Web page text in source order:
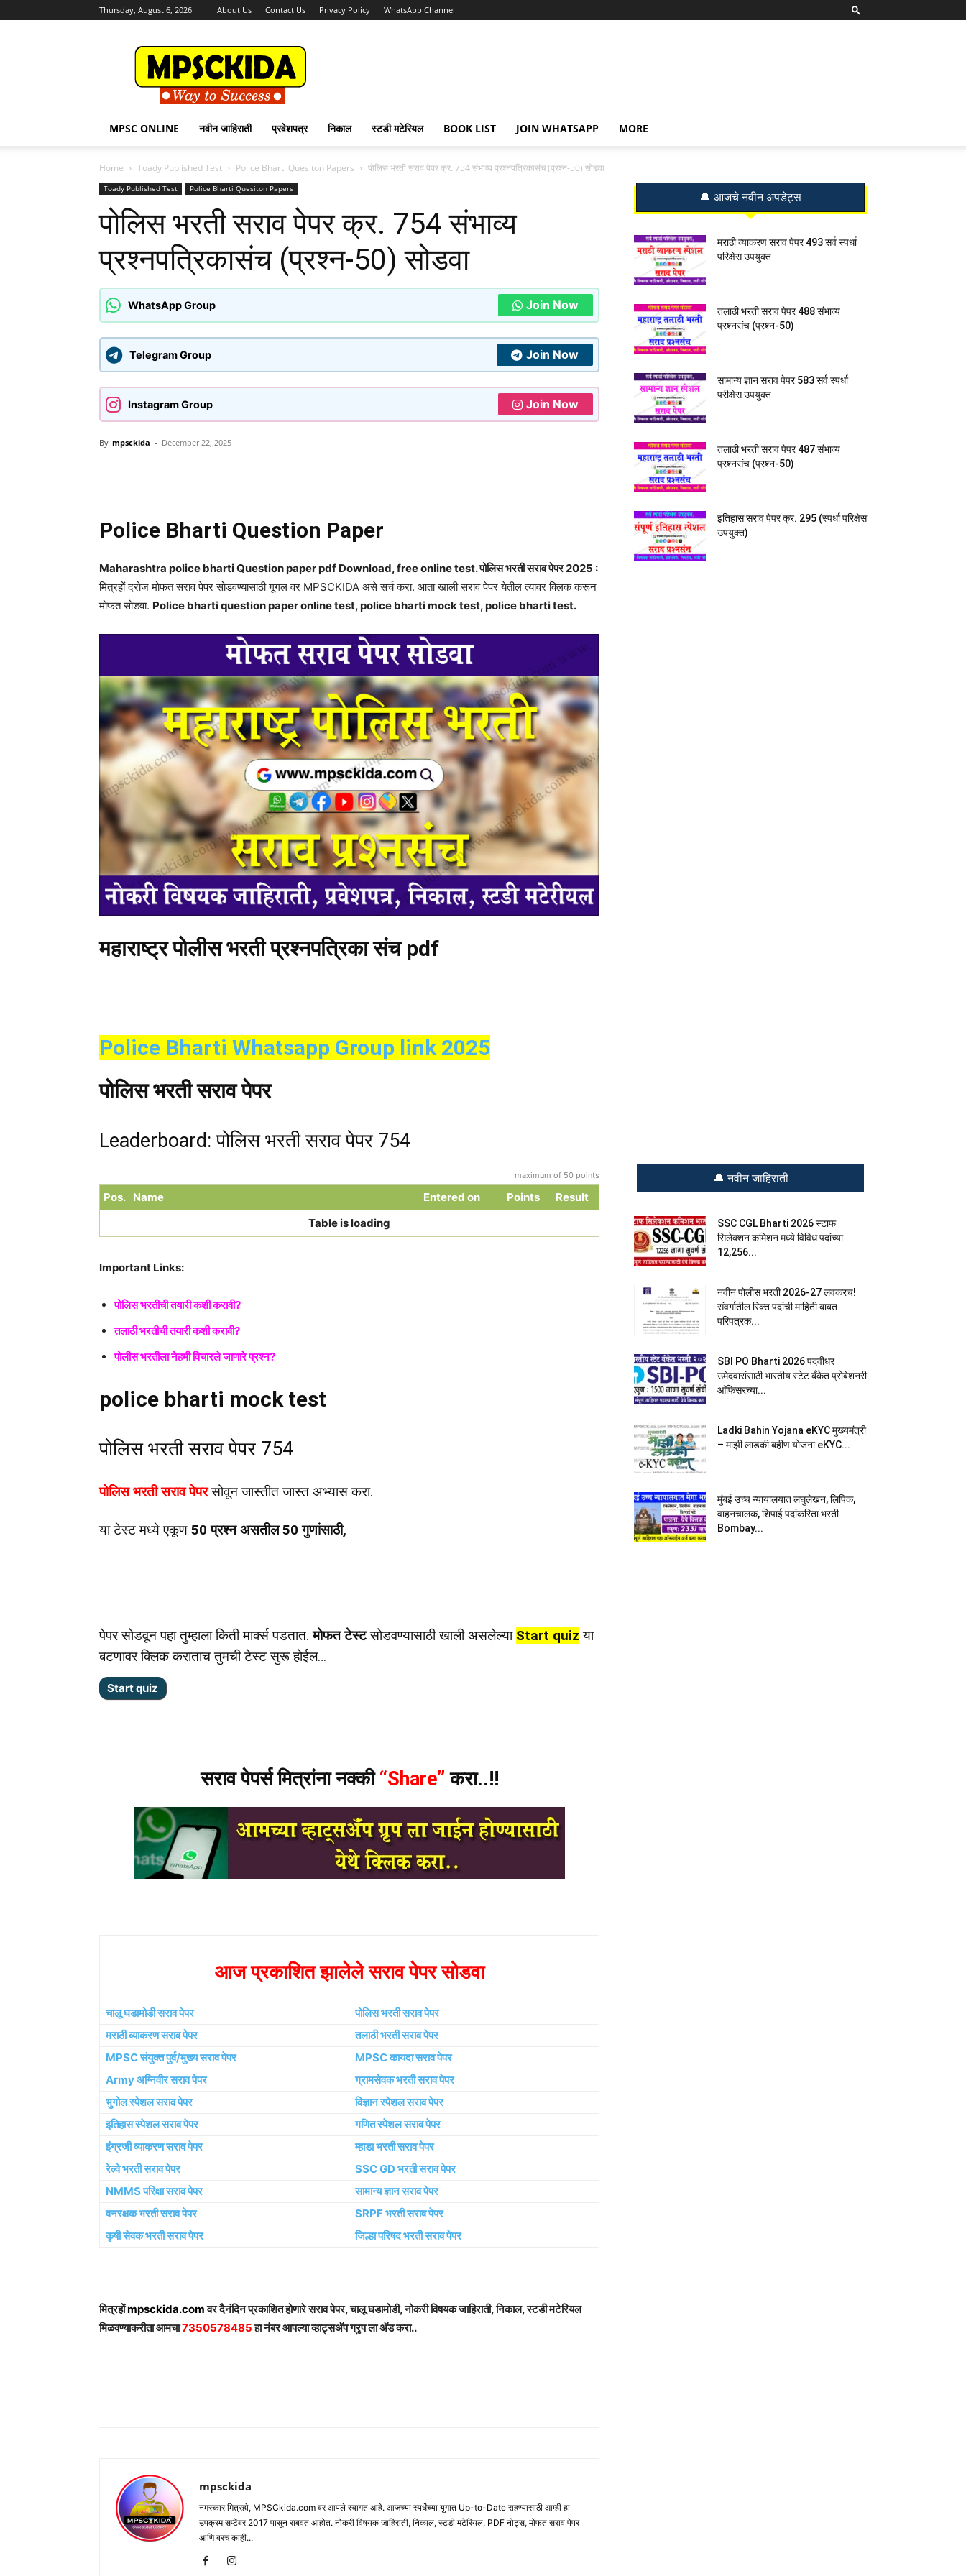
Thursday, August 6, 2026 About Us Contact Us Privacy Policy WhatsApp Channel
MPSCKida.com
सर्व
नवीन
जाहिराती
Letest
Jobs
MPSC ONLINE नवीन जाहिराती प्रवेशपत्र निकाल स्टडी मटेरियल BOOK LIST JOIN WHATSAPP MORE
Home Toady Published Test Police Bharti Quesiton Papers पोलिस भरती सराव पेपर क्र. 754 संभाव्य प्रश्नपत्रिकासंच (प्रश्न-50) सोडवा
Toady Published Test Police Bharti Quesiton Papers
पोलिस भरती सराव पेपर क्र. 754 संभाव्य
प्रश्नपत्रिकासंच (प्रश्न-50) सोडवा
WhatsApp Group Join Now
Telegram Group Join Now
Instagram Group Join Now
By mpsckida - December 22, 2025
Police Bharti Question Paper
Maharashtra police bharti Question paper pdf Download, free online test. पोलिस भरती सराव पेपर 2025 :
मित्रहों दरोज मोफत सराव पेपर सोडवण्यासाठी गूगल वर MPSCKIDA असे सर्च करा. आता खाली सराव पेपर येतील त्यावर क्लिक करून
मोफत सोडवा. Police bharti question paper online test, police bharti mock test, police bharti test.
महाराष्ट्र पोलीस भरती प्रश्नपत्रिका संच pdf
Police Bharti Whatsapp Group link 2025
पोलिस भरती सराव पेपर
Leaderboard: पोलिस भरती सराव पेपर 754
maximum of 50 points
Pos. Name Entered on Points
Result
Table is loading
Important Links:
पोलिस भरतीची तयारी कशी करावी?
तलाठी भरतीची तयारी कशी करावी?
पोलीस भरतीला नेहमी विचारले जाणारे प्रश्न?
police bharti mock test
पोलिस भरती सराव पेपर 754
पोलिस भरती सराव पेपरसोवून जास्तीत जास्त अभ्यास करा.
या टेस्ट मध्ये एकूण 50 प्रश्न असतील 50 गुणांसाठी,
पेपर सोडवून पहा तुम्हाला किती मार्क्स पडतात.मोफत टेस्टसोडवण्यासाठी खाली असलेल्या Start quiz या
बटणावर क्लिक कराताच तुमची टेस्ट सुरू होईल…
सराव पेपर्स मित्रांना नक्की“Share” करा..!!
आज प्रकाशित झालेले सराव पेपर सोडवा
चालू घडामोडी सराव पेपर
पोलिस भरती सराव पेपर
मराठी व्याकरण सराव पेपर
तलाठी भरती सराव पेपर
MPSC संयुक्त पुर्व/मुख्य सराव पेपर
MPSC कायदा सराव पेपर
Army अग्निवीर सराव पेपर
ग्रामसेवक भरती सराव पेपर
भुगोल स्पेशल सराव पेपर
विज्ञान स्पेशल सराव पेपर
इतिहास स्पेशल सराव पेपर
गणित स्पेशल सराव पेपर
इंग्रजी व्याकरण सराव पेपर
म्हाडा भरती सराव पेपर
रेल्वे भरती सराव पेपर
SSC GD भरती सराव पेपर
NMMS परिक्षा सराव पेपर
सामान्य ज्ञान सराव पेपर
वनरक्षक भरती सराव पेपर
SRPF भरती सराव पेपर
कृषी सेवक भरती सराव पेपर
जिल्हा परिषद भरती सराव पेपर
मित्रहोंmpsckida.comवर दैनंदिन प्रकाशित होणारे सराव पेपर, चालू घडामोडी, नोकरी विषयक जाहिराती, निकाल, स्टडी मटेरियल
मिळवण्याकरीता आमचा7350578485हा नंबर आपल्या व्हाट्सअ‍ॅप ग्रृप ला अ‍ॅड करा..
mpsckida
नमस्कार मित्रहो, MPSCkida.com वर आपले स्वागत आहे. आजच्या स्पर्धेच्या युगात Up-to-Date राहण्यासाठी आम्ही हा
उपक्रम सप्टेंबर 2017 पासून राबवत आहोत. नोकरी विषयक जाहिराती, निकाल, स्टडी मटेरियल, PDF नोट्स, मोफत सराव पेपर
आणि बरच काही...
🔔 आजचे नवीन अपडेट्स
मराठी व्याकरण सराव पेपर 493 सर्व स्पर्धा
परिक्षेस उपयुक्त
तलाठी भरती सराव पेपर 488 संभाव्य
प्रश्नसंच (प्रश्न-50)
सामान्य ज्ञान सराव पेपर 583 सर्व स्पर्धा
परीक्षेस उपयुक्त
तलाठी भरती सराव पेपर 487 संभाव्य
प्रश्नसंच (प्रश्न-50)
इतिहास सराव पेपर क्र. 295 (स्पर्धा परिक्षेस
उपयुक्त)
🔔 नवीन जाहिराती
SSC CGL Bharti 2026 स्टाफ
सिलेक्शन कमिशन मध्ये विविध पदांच्या
12,256...
नवीन पोलीस भरती 2026-27 लवकरच!
संवर्गातील रिक्त पदांची माहिती बाबत
परिपत्रक...
SBI PO Bharti 2026 पदवीधर
उमेदवारांसाठी भारतीय स्टेट बँकेत प्रोबेशनरी
आ‍ॅफिसरच्या...
Ladki Bahin Yojana eKYC मुख्यमंत्री
– माझी लाडकी बहीण योजना eKYC...
मुंबई उच्च न्यायालयात लघुलेखन, लिपिक,
वाहनचालक, शिपाई पदांकरिता भरती
Bombay...